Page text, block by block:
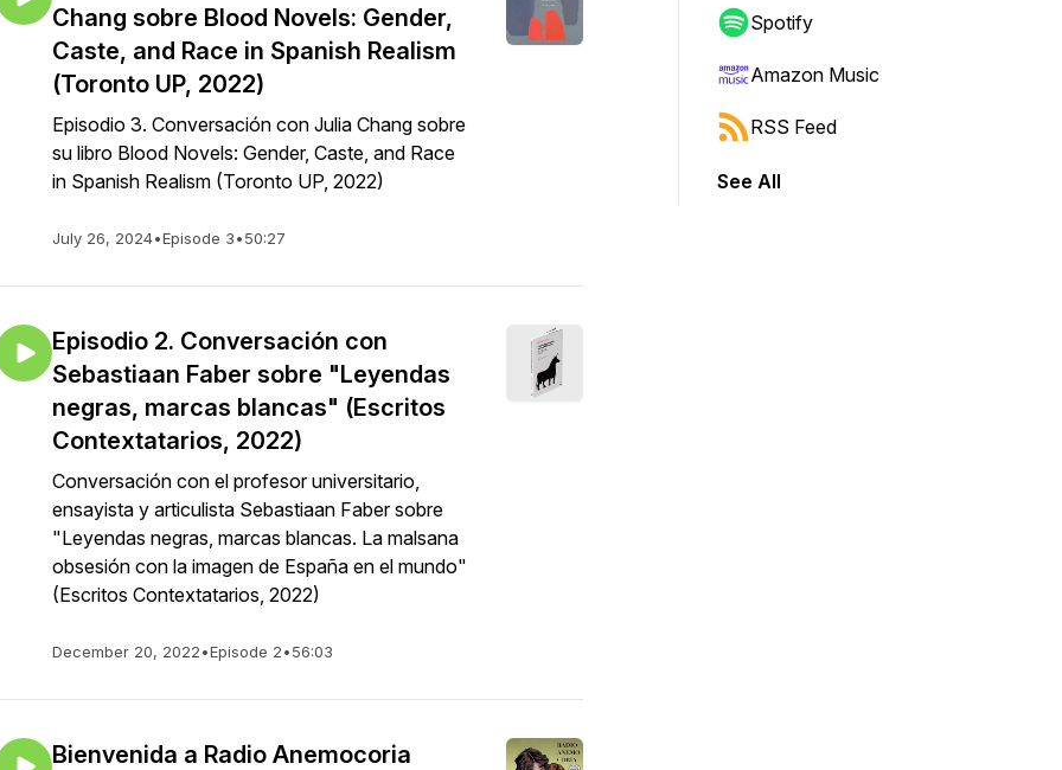
Chang sobre Blood Novels: Gender,
Caste, and Race in Spanish Realism
(Toronto UP, 2022)
Episodio 3. Conversación con Julia Chang sobre
su libro Blood Novels: Gender, Caste, and Race
in Spanish Realism (Toronto UP, 2022)
July 26, 2024•Episode 3•50:27
Episodio 2. Conversación con
Sebastiaan Faber sobre "Leyendas
negras, marcas blancas" (Escritos
Contextatarios, 2022)
Conversación con el profesor universitario,
ensayista y articulista Sebastiaan Faber sobre
"Leyendas negras, marcas blancas. La malsana
obsesión con la imagen de España en el mundo"
(Escritos Contextatarios, 2022)
December 20, 2022•Episode 2•56:03
Bienvenida a Radio Anemocoria
Spotify
Amazon Music
RSS Feed
See All